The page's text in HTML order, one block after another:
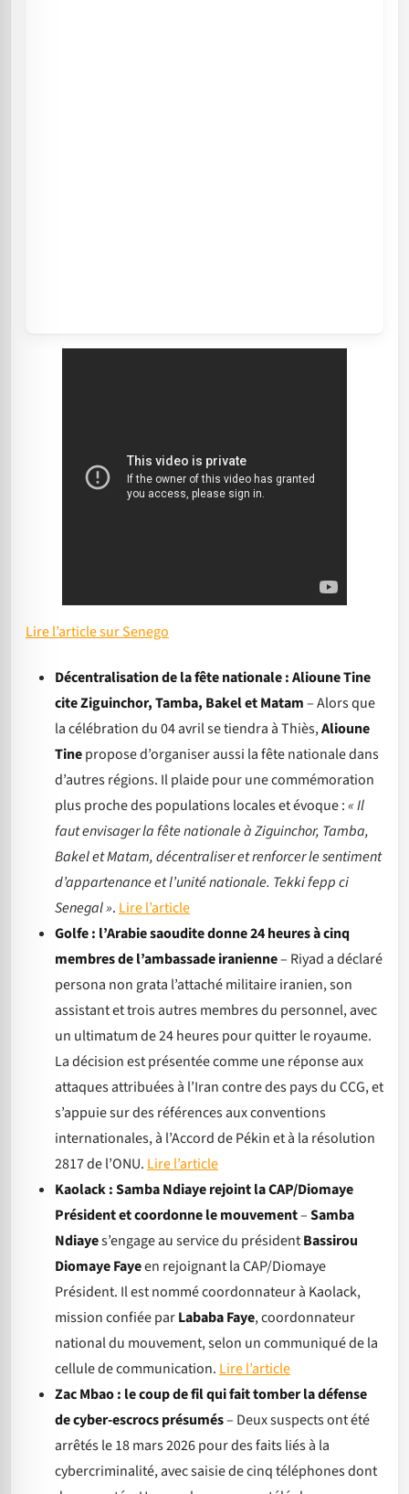
Lire l’article sur Senego
Décentralisation de la fête nationale : Alioune Tine
cite Ziguinchor, Tamba, Bakel et Matam– Alors que
la célébration du 04 avril se tiendra à Thiès,Alioune
Tinepropose d’organiser aussi la fête nationale dans
d’autres régions. Il plaide pour une commémoration
plus proche des populations locales et évoque :« Il
faut envisager la fête nationale à Ziguinchor, Tamba,
Bakel et Matam, décentraliser et renforcer le sentiment
d’appartenance et l’unité nationale. Tekki fepp ci
Senegal ». Lire l’article
Golfe : l’Arabie saoudite donne 24 heures à cinq
membres de l’ambassade iranienne– Riyad a déclaré
persona non grata l’attaché militaire iranien, son
assistant et trois autres membres du personnel, avec
un ultimatum de 24 heures pour quitter le royaume.
La décision est présentée comme une réponse aux
attaques attribuées à l’Iran contre des pays du CCG, et
s’appuie sur des références aux conventions
internationales, à l’Accord de Pékin et à la résolution
2817 de l’ONU. Lire l’article
Kaolack : Samba Ndiaye rejoint la CAP/Diomaye
Président et coordonne le mouvement–Samba
Ndiayes’engage au service du présidentBassirou
Diomaye Fayeen rejoignant la CAP/Diomaye
Président. Il est nommé coordonnateur à Kaolack,
mission confiée parLababa Faye, coordonnateur
national du mouvement, selon un communiqué de la
cellule de communication. Lire l’article
Zac Mbao : le coup de fil qui fait tomber la défense
de cyber-escrocs présumés– Deux suspects ont été
arrêtés le 18 mars 2026 pour des faits liés à la
cybercriminalité, avec saisie de cinq téléphones dont